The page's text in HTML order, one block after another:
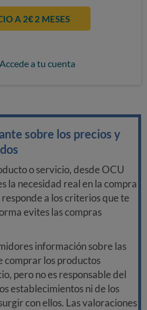
A 2€ 2 MESES
a tu cuenta
sobre los precios y
o servicio, desde OCU
la necesidad real en la compra
a los criterios que te
evites las compras
información sobre las
comprar los productos
pero no es responsable del
establecimientos ni de los
con ellos. Las valoraciones